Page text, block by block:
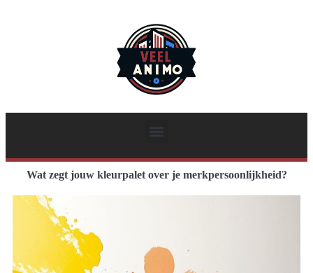
Wat zegt jouw kleurpalet over je merkpersoonlijkheid?